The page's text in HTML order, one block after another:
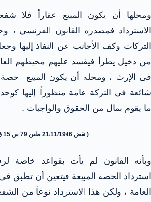
ومحلها أن يكون المبيع عقاراً فلا
الاسترداد فمصدره القانون الفرنسي ،
التركات وكف الأجانب عن النفاذ إليها
من دخيل يطرأ فيفسد عليهم محيطهم
فى الإرث ، ومحله أن يكون المبيع
شائعة فى التركة عامة منظوراً إليها
ما يقوم بمال من الحقوق والواجبات .
( نقض 21/11/1946 طعن 79 س 15 ق)
وبأنه القانون لم يأت بقواعد خاصة
استرداد الحصة المبيعة فيتعين أن تطبق
العامة ، ولكن هذا الاسترداد نوعاً من